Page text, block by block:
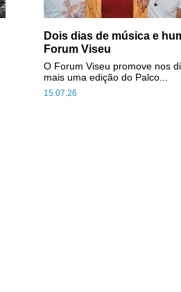
Dois dias de música e
Forum Viseu
15.07.26
O Forum Viseu promove nos
mais uma edição do Palco...